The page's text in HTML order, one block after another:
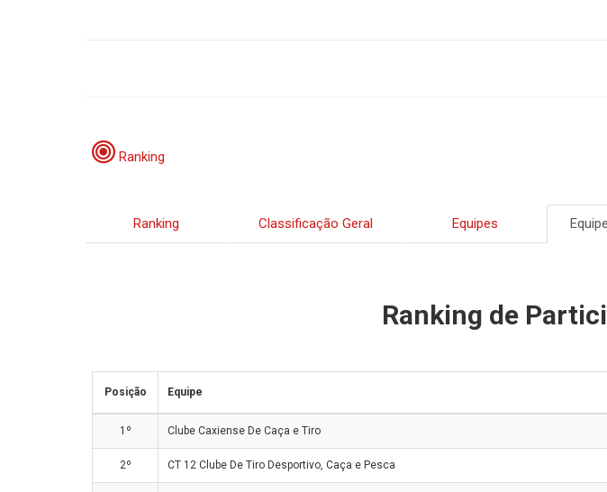
Ranking
Ranking Classificação Geral Equipes
Ranking de
Posição Equipe
1º Clube Caxiense De Caça e Tiro
2º CT 12 Clube De Tiro Desportivo, Caça e Pesca